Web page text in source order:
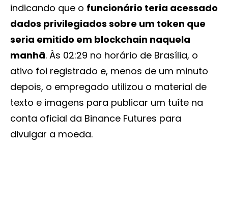
indicando que o funcionário teria acessado
dados privilegiados sobre um token que
seria emitido em blockchain naquela
manhã. Às 02:29 no horário de Brasília, o
ativo foi registrado e, menos de um minuto
depois, o empregado utilizou o material de
texto e imagens para publicar um tuíte na
conta oficial da Binance Futures para
divulgar a moeda.